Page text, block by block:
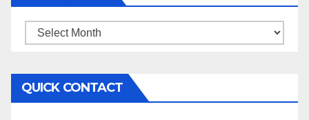
महिने
अनुसार
पढ़ें
QUICK CONTACT